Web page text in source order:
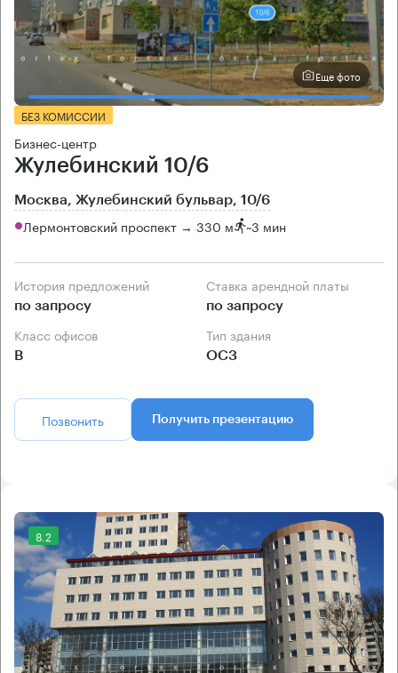
Еще фото
БЕЗ КОМИССИИ
Бизнес-центр
Жулебинский 10/6
Москва, Жулебинский бульвар, 10/6
Лермонтовский проспект → 330 м ~3 мин
История предложений
по запросу
Ставка арендной платы
по запросу
Класс офисов
B
Тип здания
ОСЗ
Позвонить Получить презентацию
8.2